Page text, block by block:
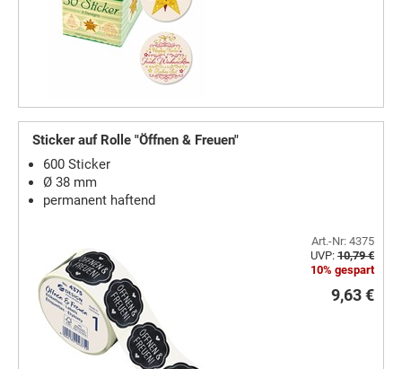
Sticker auf Rolle "Öffnen & Freuen"
600 Sticker
Ø 38 mm
permanent haftend
Art.-Nr: 4375
UVP: 10,79 €
10% gespart
9,63 €